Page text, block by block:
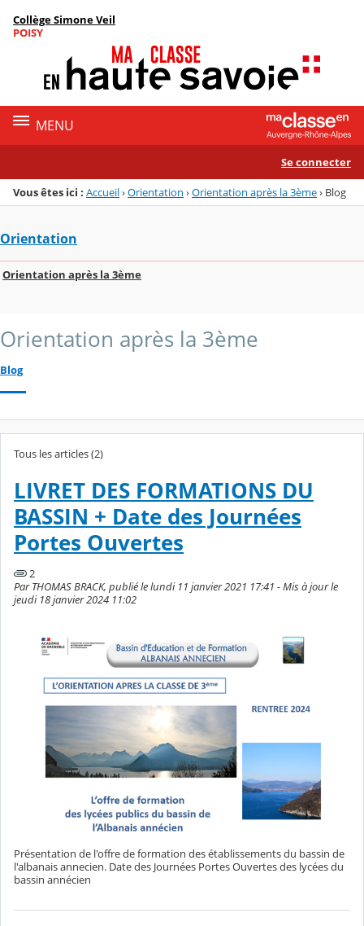
Menu de la rubrique
Contenu
Collège Simone Veil
POISY
MENU
Se connecter
Vous êtes ici : Accueil›Orientation ›Orientation après la 3ème› Blog
Orientation
Orientation après la 3ème
Orientation après la 3ème
Blog
Tous les articles (2)
LIVRET DES FORMATIONS DU
BASSIN + Date des Journées
Portes Ouvertes
2
Par THOMAS BRACK, publié le lundi 11 janvier 2021 17:41 - Mis à jour le
jeudi 18 janvier 2024 11:02
Présentation de l'offre de formation des établissements du bassin de
l'albanais annecien. Date des Journées Portes Ouvertes des lycées du
bassin annécien